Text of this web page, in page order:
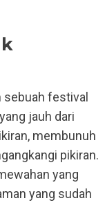
sebuah festival
jauh dari
membunuh
pikiran.
yang
yang sudah